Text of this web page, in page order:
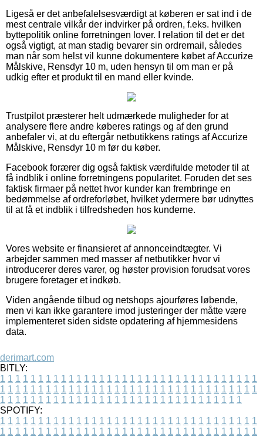
Ligeså er det anbefalelsesværdigt at køberen er sat ind i de
mest centrale vilkår der indvirker på ordren, f.eks. hvilken
byttepolitik online forretningen lover. I relation til det er det
også vigtigt, at man stadig bevarer sin ordremail, således
man når som helst vil kunne dokumentere købet af Accurize
Målskive, Rensdyr 10 m, uden hensyn til om man er på
udkig efter et produkt til en mand eller kvinde.
Trustpilot præsterer helt udmærkede muligheder for at
analysere flere andre køberes ratings og af den grund
anbefaler vi, at du eftergår netbutikkens ratings af Accurize
Målskive, Rensdyr 10 m før du køber.
Facebook forærer dig også faktisk værdifulde metoder til at
få indblik i online forretningens popularitet. Foruden det ses
faktisk firmaer på nettet hvor kunder kan frembringe en
bedømmelse af ordreforløbet, hvilket ydermere bør udnyttes
til at få et indblik i tilfredsheden hos kunderne.
Vores website er finansieret af annonceindtægter. Vi
arbejder sammen med masser af netbutikker hvor vi
introducerer deres varer, og høster provision forudsat vores
brugere foretager et indkøb.
Viden angående tilbud og netshops ajourføres løbende,
men vi kan ikke garantere imod justeringer der måtte være
implementeret siden sidste opdatering af hjemmesidens
data.
derimart.com
BITLY:
1 1 1 1 1 1 1 1 1 1 1 1 1 1 1 1 1 1 1 1 1 1 1 1 1 1 1 1 1 1 1 1 1 1
1 1 1 1 1 1 1 1 1 1 1 1 1 1 1 1 1 1 1 1 1 1 1 1 1 1 1 1 1 1 1 1 1 1
1 1 1 1 1 1 1 1 1 1 1 1 1 1 1 1 1 1 1 1 1 1 1 1 1 1 1 1 1 1 1 1
SPOTIFY:
1 1 1 1 1 1 1 1 1 1 1 1 1 1 1 1 1 1 1 1 1 1 1 1 1 1 1 1 1 1 1 1 1 1
1 1 1 1 1 1 1 1 1 1 1 1 1 1 1 1 1 1 1 1 1 1 1 1 1 1 1 1 1 1 1 1 1 1